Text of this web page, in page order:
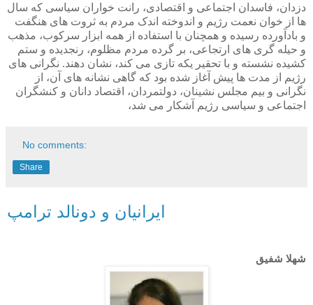
دزدان، فاسدان اجتماعی و اقتصادی، رانت خواران سیاسی که سال
ها از خوان نعمت رژیم و اندوخته اندک مردم به ثروت های هنگفت
و بادآورده رسیده و همچنان با استفاده از همه ابزار سرکوب، مذهب
و حیله گری های ارتجاعی، بر گرده مردم مظلوم، رنجدیده و ستم
کشیده نشسته و با تحقیر یکه تازی می کند، نشان دهند. نگرانی های
رژیم از مدت ها پیش آغاز شده بود که گاهی نشانه های آن، از
نگرانی و بیم مجلس نشینان، دولتمردان، اقتصاد دانان و کنشگران
اجتماعی و سیاسی رژیم آشکار می شد،
No comments:
Share
ایرانیان و دونالد ترامپ
شهلا شفیق